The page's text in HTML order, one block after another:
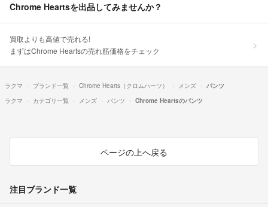
Chrome Heartsを出品してみませんか？
買取よりも高値で売れる!
まずはChrome Heartsの売れ筋価格をチェック
ラクマ ブランド一覧 Chrome Hearts（クロムハーツ） メンズ
パンツ
ラクマ
カテゴリ一覧 メンズ パンツ Chrome Heartsのパンツ
ページの上へ戻る
注目ブランド一覧